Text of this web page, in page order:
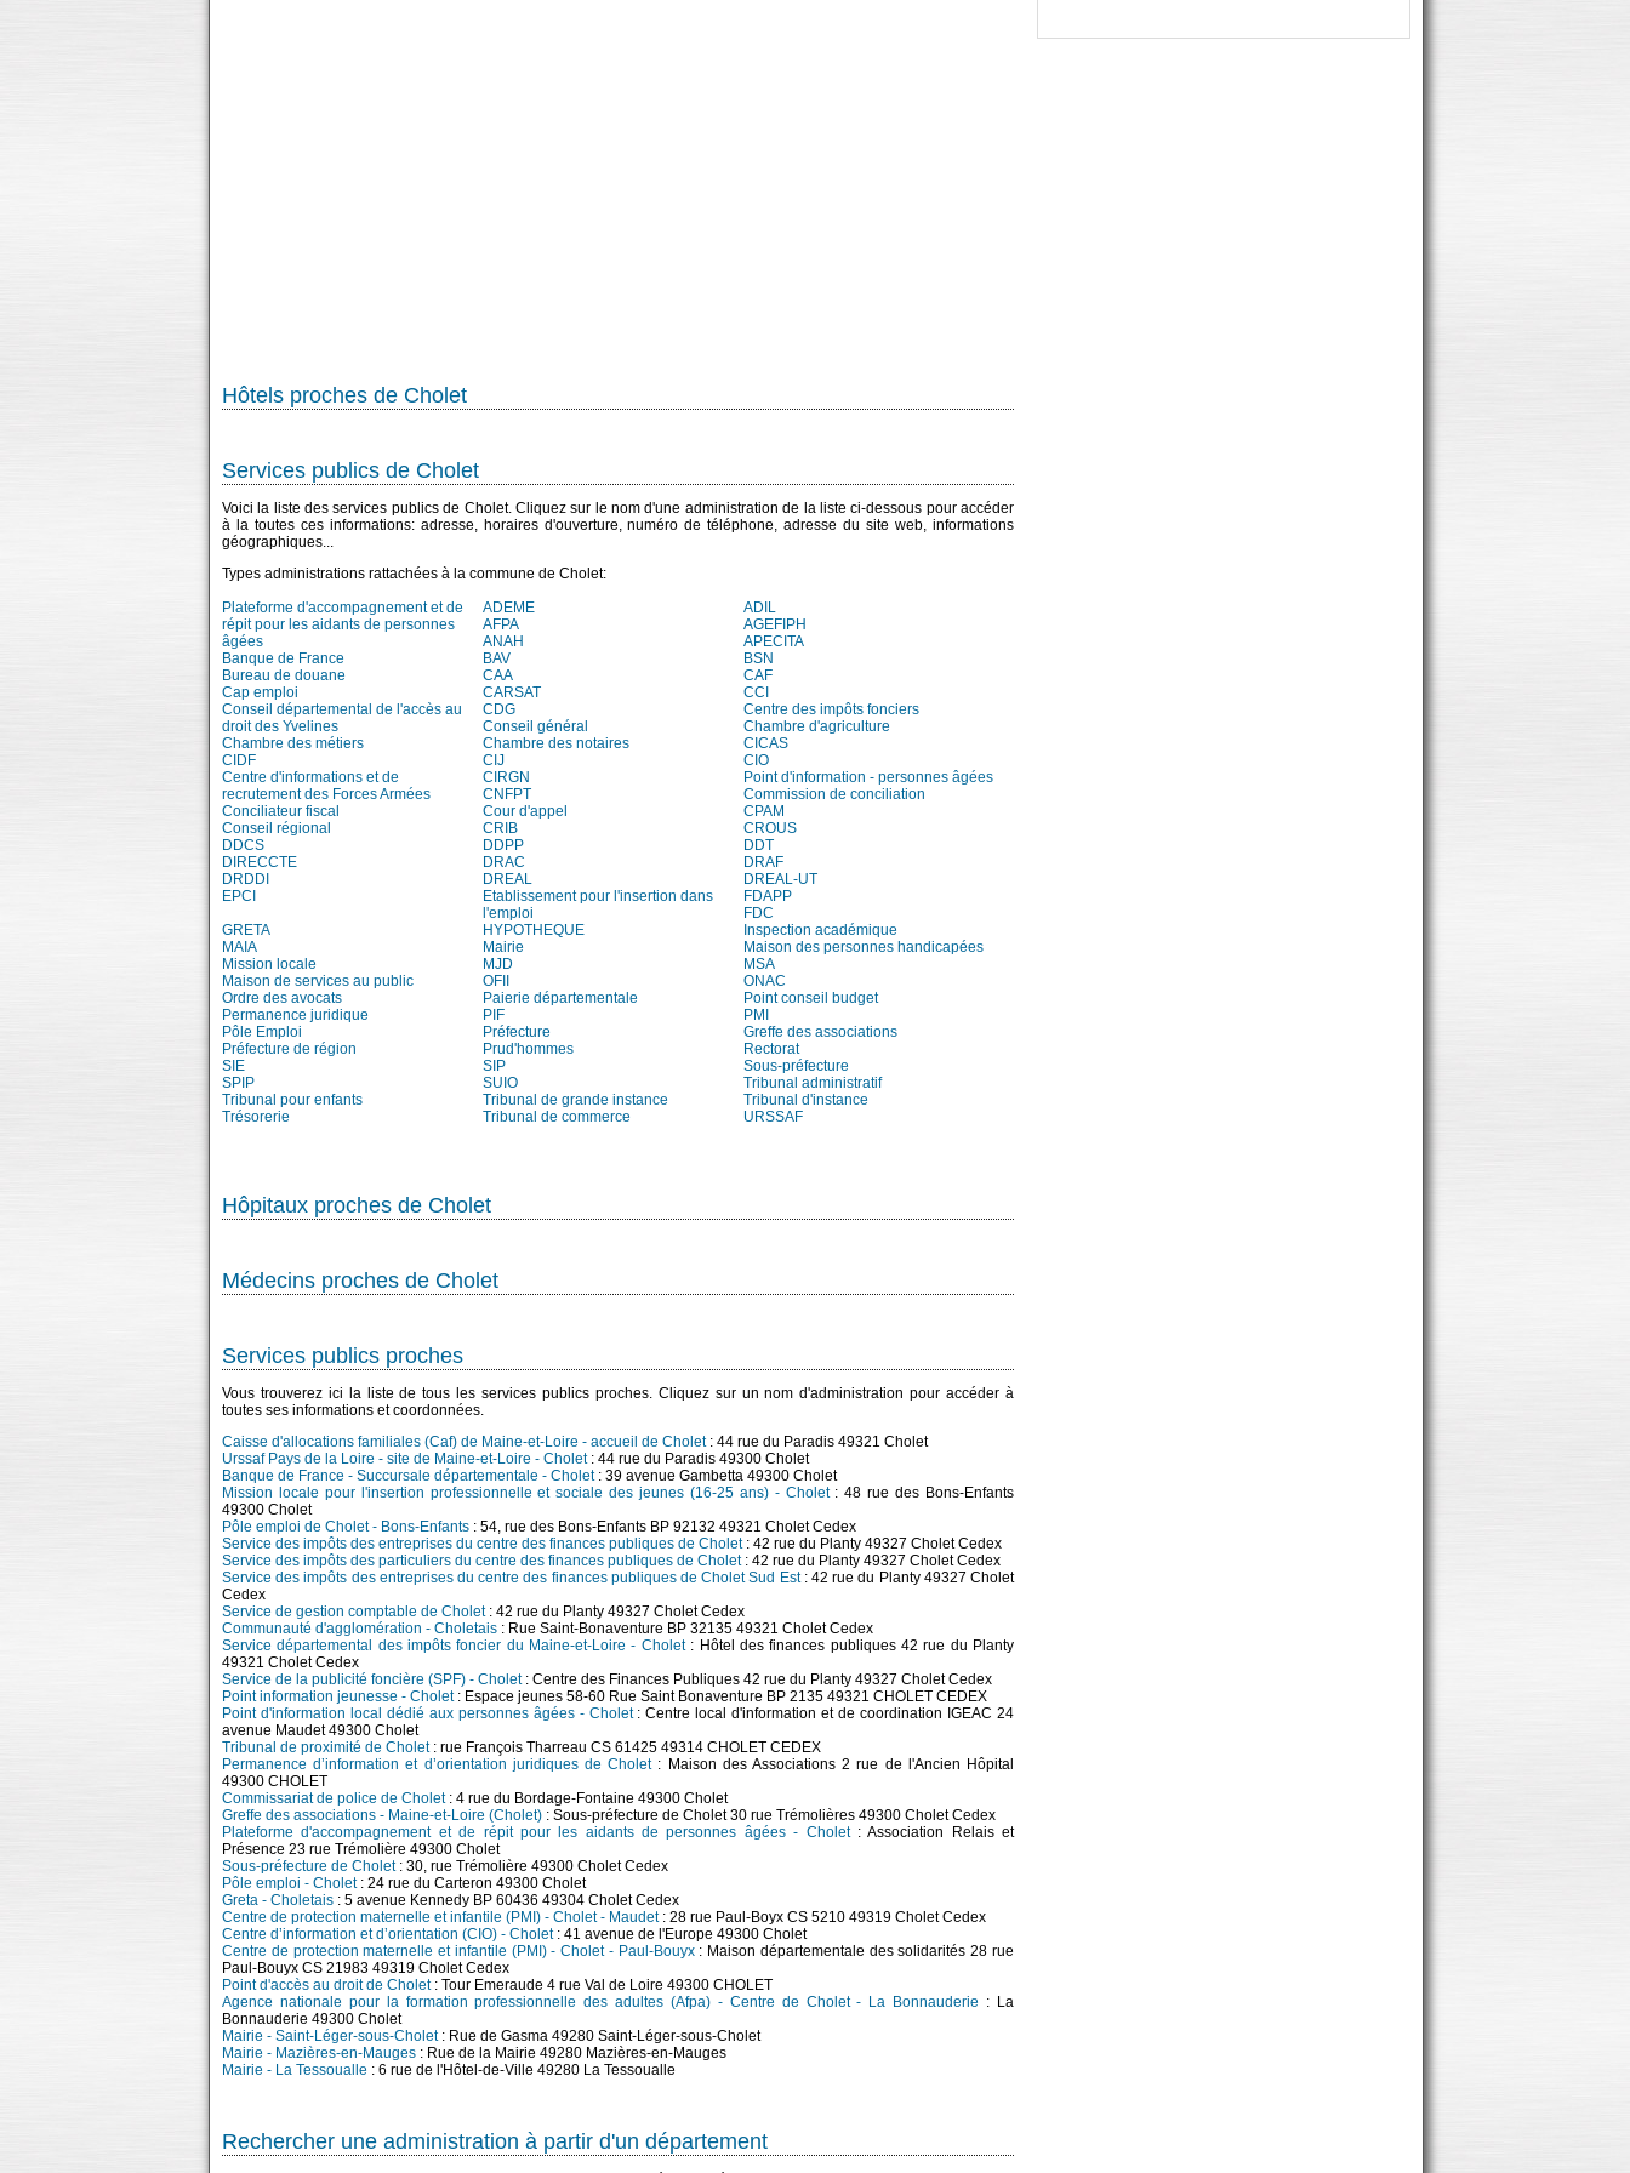
Hôtels proches de Cholet
Services publics de Cholet
Voici la liste des services publics de Cholet. Cliquez sur le nom d'une administration de la liste ci-dessous pour accéder
à la toutes ces informations: adresse, horaires d'ouverture, numéro de téléphone, adresse du site web, informations
géographiques...
Types administrations rattachées à la commune de Cholet:
Plateforme d'accompagnement et de
répit pour les aidants de personnes
âgées
ADEME
ADIL
AFPA
AGEFIPH
ANAH
APECITA
Banque de France
BAV
BSN
Bureau de douane
CAA
CAF
Cap emploi
CARSAT
CCI
Conseil départemental de l'accès au
droit des Yvelines
CDG
Centre des impôts fonciers
Conseil général
Chambre d'agriculture
Chambre des métiers
Chambre des notaires
CICAS
CIDF
CIJ
CIO
Centre d'informations et de
recrutement des Forces Armées
CIRGN
Point d'information - personnes âgées
CNFPT
Commission de conciliation
Conciliateur fiscal
Cour d'appel
CPAM
Conseil régional
CRIB
CROUS
DDCS
DDPP
DDT
DIRECCTE
DRAC
DRAF
DRDDI
DREAL
DREAL-UT
EPCI
Etablissement pour l'insertion dans
l'emploi
FDAPP
FDC
GRETA
HYPOTHEQUE
Inspection académique
MAIA
Mairie
Maison des personnes handicapées
Mission locale
MJD
MSA
Maison de services au public
OFII
ONAC
Ordre des avocats
Paierie départementale
Point conseil budget
Permanence juridique
PIF
PMI
Pôle Emploi
Préfecture
Greffe des associations
Préfecture de région
Prud'hommes
Rectorat
SIE
SIP
Sous-préfecture
SPIP
SUIO
Tribunal administratif
Tribunal pour enfants
Tribunal de grande instance
Tribunal d'instance
Trésorerie
Tribunal de commerce URSSAF
Hôpitaux proches de Cholet
Médecins proches de Cholet
Services publics proches
Vous trouverez ici la liste de tous les services publics proches. Cliquez sur un nom d'administration pour accéder à
toutes ses informations et coordonnées.
Caisse d'allocations familiales (Caf) de Maine-et-Loire - accueil de Cholet: 44 rue du Paradis 49321 Cholet
Urssaf Pays de la Loire - site de Maine-et-Loire - Cholet: 44 rue du Paradis 49300 Cholet
Banque de France - Succursale départementale - Cholet: 39 avenue Gambetta 49300 Cholet
Mission locale pour l'insertion professionnelle et sociale des jeunes (16-25 ans) - Cholet: 48 rue des Bons-Enfants
49300 Cholet
Pôle emploi de Cholet - Bons-Enfants : 54, rue des Bons-Enfants BP 92132 49321 Cholet Cedex
Service des impôts des entreprises du centre des finances publiques de Cholet: 42 rue du Planty 49327 Cholet Cedex
Service des impôts des particuliers du centre des finances publiques de Cholet: 42 rue du Planty 49327 Cholet Cedex
Service des impôts des entreprises du centre des finances publiques de Cholet Sud Est: 42 rue du Planty 49327 Cholet
Cedex
Service de gestion comptable de Cholet: 42 rue du Planty 49327 Cholet Cedex
Communauté d'agglomération - Choletais : Rue Saint-Bonaventure BP 32135 49321 Cholet Cedex
Service départemental des impôts foncier du Maine-et-Loire - Cholet: Hôtel des finances publiques 42 rue du Planty
49321 Cholet Cedex
Service de la publicité foncière (SPF) - Cholet: Centre des Finances Publiques 42 rue du Planty 49327 Cholet Cedex
Point information jeunesse - Cholet: Espace jeunes 58-60 Rue Saint Bonaventure BP 2135 49321 CHOLET CEDEX
Point d'information local dédié aux personnes âgées - Cholet: Centre local d'information et de coordination IGEAC 24
avenue Maudet 49300 Cholet
Tribunal de proximité de Cholet: rue François Tharreau CS 61425 49314 CHOLET CEDEX
Permanence d’information et d’orientation juridiques de Cholet: Maison des Associations 2 rue de l'Ancien Hôpital
49300 CHOLET
Commissariat de police de Cholet: 4 rue du Bordage-Fontaine 49300 Cholet
Greffe des associations - Maine-et-Loire (Cholet) : Sous-préfecture de Cholet 30 rue Trémolières 49300 Cholet Cedex
Plateforme d'accompagnement et de répit pour les aidants de personnes âgées - Cholet: Association Relais et
Présence 23 rue Trémolière 49300 Cholet
Sous-préfecture de Cholet: 30, rue Trémolière 49300 Cholet Cedex
Pôle emploi - Cholet: 24 rue du Carteron 49300 Cholet
Greta - Choletais : 5 avenue Kennedy BP 60436 49304 Cholet Cedex
Centre de protection maternelle et infantile (PMI) - Cholet - Maudet: 28 rue Paul-Boyx CS 5210 49319 Cholet Cedex
Centre d’information et d’orientation (CIO) - Cholet: 41 avenue de l'Europe 49300 Cholet
Centre de protection maternelle et infantile (PMI) - Cholet - Paul-Bouyx: Maison départementale des solidarités 28 rue
Paul-Bouyx CS 21983 49319 Cholet Cedex
Point d'accès au droit de Cholet: Tour Emeraude 4 rue Val de Loire 49300 CHOLET
Agence nationale pour la formation professionnelle des adultes (Afpa) - Centre de Cholet - La Bonnauderie : La
Bonnauderie 49300 Cholet
Mairie - Saint-Léger-sous-Cholet: Rue de Gasma 49280 Saint-Léger-sous-Cholet
Mairie - Mazières-en-Mauges : Rue de la Mairie 49280 Mazières-en-Mauges
Mairie - La Tessoualle : 6 rue de l'Hôtel-de-Ville 49280 La Tessoualle
Rechercher une administration à partir d'un département